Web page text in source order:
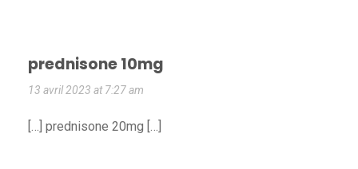
prednisone 10mg
13 avril 2023 at 7:27 am
[…] prednisone 20mg […]